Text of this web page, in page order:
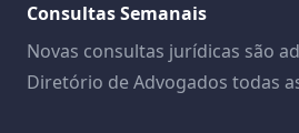
Consultas Semanais
Novas consultas jurídicas são
Diretório de Advogados todas